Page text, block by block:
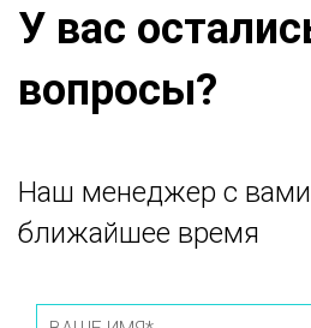
У вас
вопросы?
Наш менеджер с
ближайшее время